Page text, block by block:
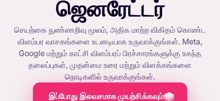
ஜெனரேட்டர்
செயற்கை நுண்ணறிவு மூலம், அதிக மாற்ற விகிதம் கொண்ட
விளம்பர வாசகங்களை உடனடியாக உருவாக்குங்கள். Meta,
Google மற்றும் காட்சி விளம்பரப் பிரச்சாரங்களுக்கு உகந்த
தலைப்புகள், முதன்மை உரை மற்றும் விளக்கங்களை
நொடிகளில் உருவாக்குங்கள்.
இப்போது இலவசமாக முயற்சிக்கவும்